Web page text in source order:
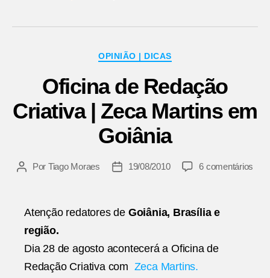
Categorias
OPINIÃO | DICAS
Oficina de Redação
Criativa | Zeca Martins em
Goiânia
Autor
Por Tiago Moraes
Data19/08/2010 6 comentários
Atenção redatores de Goiânia, Brasília e
região.
Dia 28 de agosto acontecerá a Oficina de
Redação Criativa com Zeca Martins.